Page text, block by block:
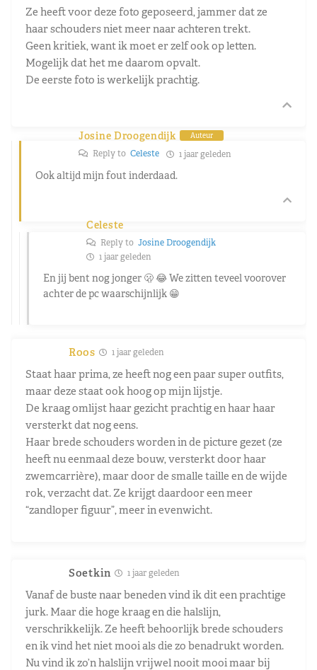
Ze heeft voor deze foto geposeerd, jammer dat ze
haar schouders niet meer naar achteren trekt.
Geen kritiek, want ik moet er zelf ook op letten.
Mogelijk dat het me daarom opvalt.
De eerste foto is werkelijk prachtig.
Josine Droogendijk Auteur
Reply to Celeste 1 jaar geleden
Ook altijd mijn fout inderdaad.
Celeste
Reply to Josine Droogendijk
1 jaar geleden
En jij bent nog jonger 🫢 😂 We zitten teveel voorover
achter de pc waarschijnlijk 😁
Roos 1 jaar geleden
Staat haar prima, ze heeft nog een paar super outfits,
maar deze staat ook hoog op mijn lijstje.
De kraag omlijst haar gezicht prachtig en haar haar
versterkt dat nog eens.
Haar brede schouders worden in de picture gezet (ze
heeft nu eenmaal deze bouw, versterkt door haar
zwemcarrière), maar door de smalle taille en de wijde
rok, verzacht dat. Ze krijgt daardoor een meer
“zandloper figuur”, meer in evenwicht.
Soetkin 1 jaar geleden
Vanaf de buste naar beneden vind ik dit een prachtige
jurk. Maar die hoge kraag en die halslijn,
verschrikkelijk. Ze heeft behoorlijk brede schouders
en ik vind het niet mooi als die zo benadrukt worden.
Nu vind ik zo’n halslijn vrijwel nooit mooi maar bij